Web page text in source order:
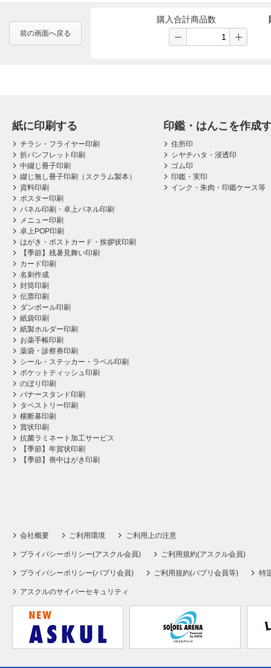
前の画面へ戻る
購入合計商品数
紙に印刷する
チラシ・フライヤー印刷
折パンフレット印刷
中綴じ冊子印刷
綴じ無し冊子印刷（スクラム製本）
資料印刷
ポスター印刷
パネル印刷・卓上パネル印刷
メニュー印刷
卓上POP印刷
はがき・ポストカード・挨拶状印刷
【季節】残暑見舞い印刷
カード印刷
名刺作成
封筒印刷
伝票印刷
ダンボール印刷
紙袋印刷
紙製ホルダー印刷
お薬手帳印刷
薬袋・診察券印刷
シール・ステッカー・ラベル印刷
ポケットティッシュ印刷
のぼり印刷
バナースタンド印刷
タペストリー印刷
横断幕印刷
賞状印刷
抗菌ラミネート加工サービス
【季節】年賀状印刷
【季節】喪中はがき印刷
印鑑・はんこを作成
住所印
シヤチハタ・浸透印
ゴム印
印鑑・実印
インク・朱肉・印鑑ケース等
会社概要 ご利用環境 ご利用上の注意
プライバシーポリシー(アスクル会員) ご利用規約(アスクル会員)
プライバシーポリシー(パプリ会員) ご利用規約(パプリ会員等) 特
アスクルのサイバーセキュリティ